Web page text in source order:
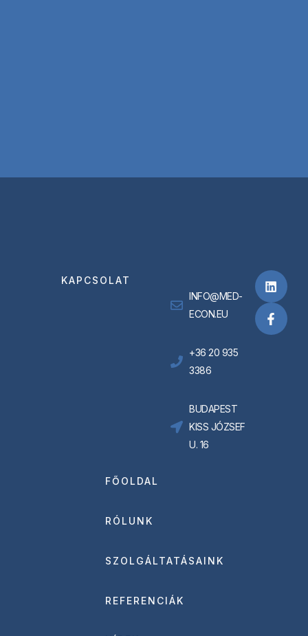
KAPCSOLAT
INFO@MED-
ECON.EU
+36 20 935
3386
BUDAPEST
KISS JÓZSEF
U. 16
FŐOLDAL
RÓLUNK
SZOLGÁLTATÁSAINK
REFERENCIÁK